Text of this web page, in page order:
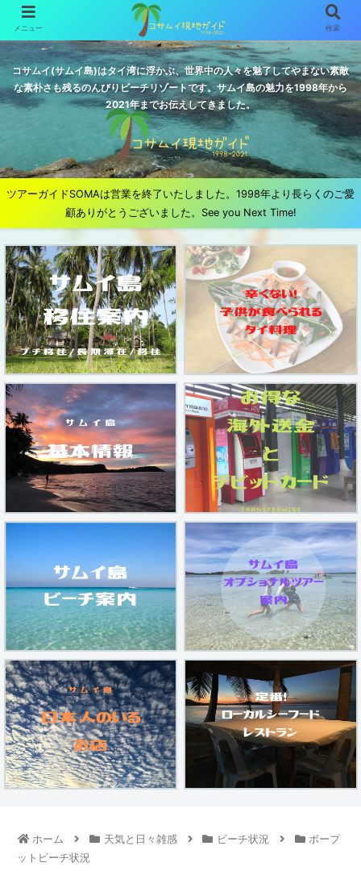
コサムイ(サムイ島)はタイ湾に浮かぶ、世界中の人々を魅了してやまない素敵
な素朴さも残るのんびりビーチリゾートです。サムイ島の魅力を1998年から
2021年までお伝えしてきました。
ツアーガイドSOMAは営業を終了いたしました。1998年より長らくのご愛
顧ありがとうございました。See you Next Time!
ホーム 天気と日々雑感 ビーチ状況
ボープ
ットビーチ状況
メニュー 検索